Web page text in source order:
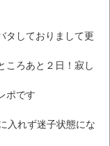
タしておりまして更
ころあと２日！寂し
ポです
入れず迷子状態にな